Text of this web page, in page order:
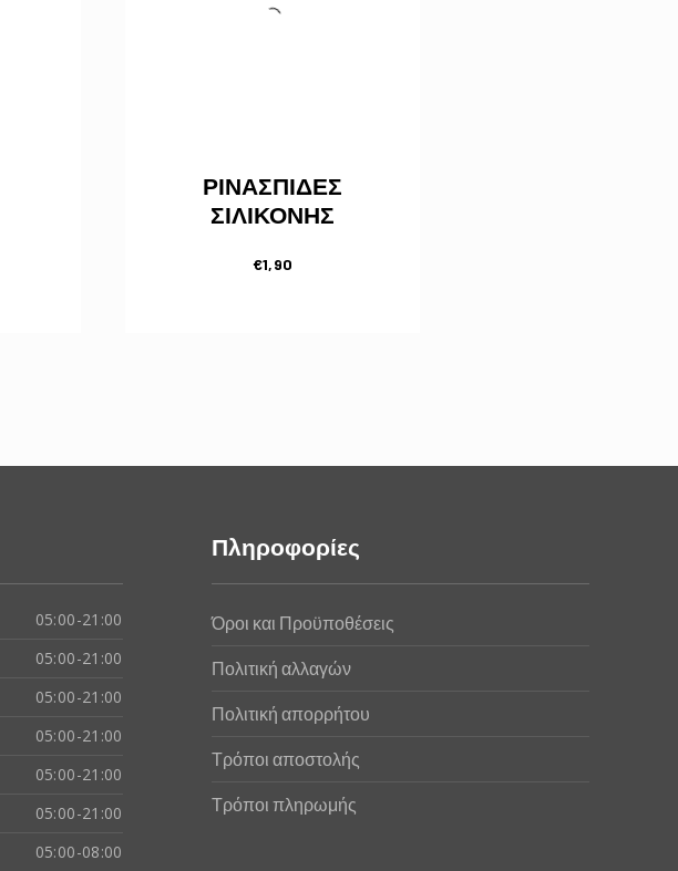
ΡΙΝΑΣΠΙΔΕΣ
ΣΙΛΙΚΟΝΗΣ
€1,90
05:00-21:00
05:00-21:00
05:00-21:00
05:00-21:00
05:00-21:00
05:00-21:00
05:00-08:00
Πληροφορίες
Όροι και Προϋποθέσεις
Πολιτική αλλαγών
Πολιτική απορρήτου
Τρόποι αποστολής
Τρόποι πληρωμής